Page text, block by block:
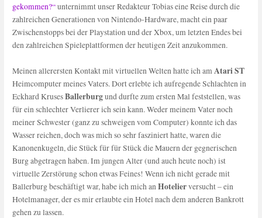
gekommen?“unternimmt unser Redakteur Tobias eine Reise durch die
zahlreichen Generationen von Nintendo-Hardware, macht ein paar
Zwischenstopps bei der Playstation und der Xbox, um letzten Endes bei
den zahlreichen Spieleplattformen der heutigen Zeit anzukommen.
Meinen allerersten Kontakt mit virtuellen Welten hatte ich amAtari ST
Heimcomputer meines Vaters. Dort erlebte ich aufregende Schlachten in
Eckhard KrusesBallerburgund durfte zum ersten Mal feststellen, was
für ein schlechter Verlierer ich sein kann. Weder meinem Vater noch
meiner Schwester (ganz zu schweigen vom Computer) konnte ich das
Wasser reichen, doch was mich so sehr fasziniert hatte, waren die
Kanonenkugeln, die Stück für für Stück die Mauern der gegnerischen
Burg abgetragen haben. Im jungen Alter (und auch heute noch) ist
virtuelle Zerstörung schon etwas Feines! Wenn ich nicht gerade mit
Ballerburg beschäftigt war, habe ich mich anHotelierversucht – ein
Hotelmanager, der es mir erlaubte ein Hotel nach dem anderen Bankrott
gehen zu lassen.